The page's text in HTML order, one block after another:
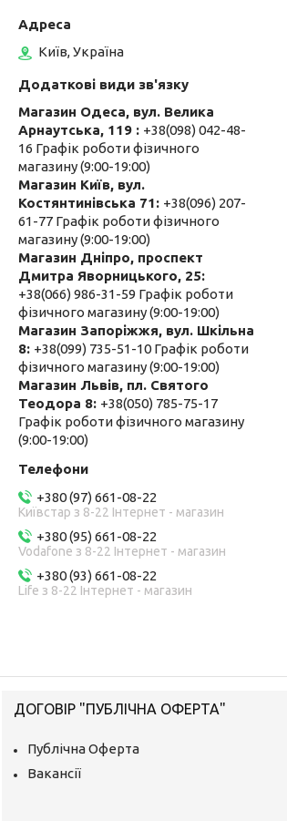
Київ, Україна
Магазин Одеса, вул. Велика
Арнаутська, 119
+38(098) 042-48-
16 Графік роботи фізичного
магазину (9:00-19:00)
Магазин Київ, вул.
Костянтинівська 71
+38(096) 207-
61-77 Графік роботи фізичного
магазину (9:00-19:00)
Магазин Дніпро, проспект
Дмитра Яворницького, 25
+38(066) 986-31-59 Графік роботи
фізичного магазину (9:00-19:00)
Магазин Запоріжжя, вул. Шкільна
8 +38(099) 735-51-10 Графік роботи
фізичного магазину (9:00-19:00)
Магазин Львів, пл. Святого
Теодора 8 +38(050) 785-75-17
Графік роботи фізичного магазину
(9:00-19:00)
+380 (97) 661-08-22
Київстар з 8-22 Інтернет - магазин
+380 (95) 661-08-22
Vodafone з 8-22 Інтернет - магазин
+380 (93) 661-08-22
Life з 8-22 Інтернет - магазин
ДОГОВІР "ПУБЛІЧНА ОФЕРТА"
Публічна Оферта
Вакансії